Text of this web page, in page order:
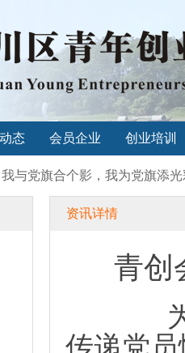
态 会员企业 创业培训
与党旗合个影，我为党旗添光
资讯详情
青创
为纪